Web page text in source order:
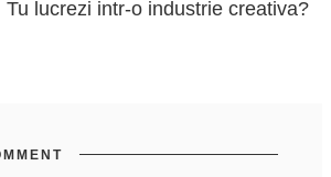
Tu lucrezi intr-o industrie creativa?